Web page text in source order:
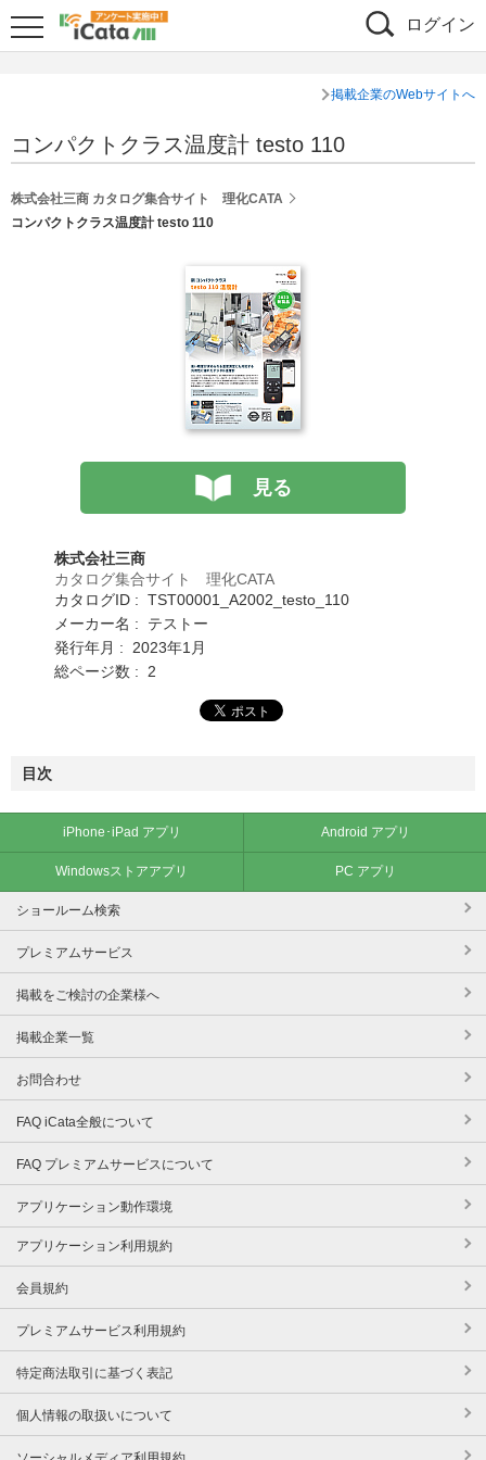
ログイン
掲載企業のWebサイトへ
コンパクトクラス温度計 testo 110
株式会社三商 カタログ集合サイト 理化CATA
コンパクトクラス温度計 testo 110
見る
株式会社三商
カタログ集合サイト 理化CATA
カタログID : TST00001_A2002_testo_110
メーカー名 : テストー
発行年月 : 2023年1月
総ページ数 : 2
目次
iPhone･iPad アプリ Android アプリ
Windowsストアアプリ PC アプリ
ショールーム検索
プレミアムサービス
掲載をご検討の企業様へ
掲載企業一覧
お問合わせ
FAQ iCata全般について
FAQ プレミアムサービスについて
アプリケーション動作環境
アプリケーション利用規約
会員規約
プレミアムサービス利用規約
特定商法取引に基づく表記
個人情報の取扱いについて